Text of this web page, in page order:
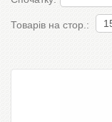
Товарів на стор.: